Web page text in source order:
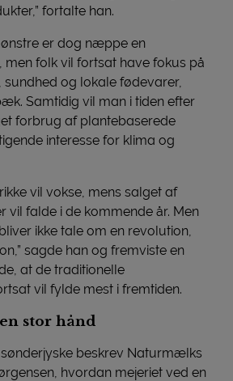
fortalte han.
er dog næppe en
men folk vil fortsat have fokus på
og lokale fødevarer,
Samtidig vil man i tiden efter
forbrug af plantebaserede
interesse for klima og
vil vokse, mens salget af
falde i de kommende år. Men
ikke tale om en revolution,
sagde han og fremviste en
at de traditionelle
vil fylde mest i fremtiden.
stor hånd
beskrev Naturmælks
hvordan mejeriet ved en